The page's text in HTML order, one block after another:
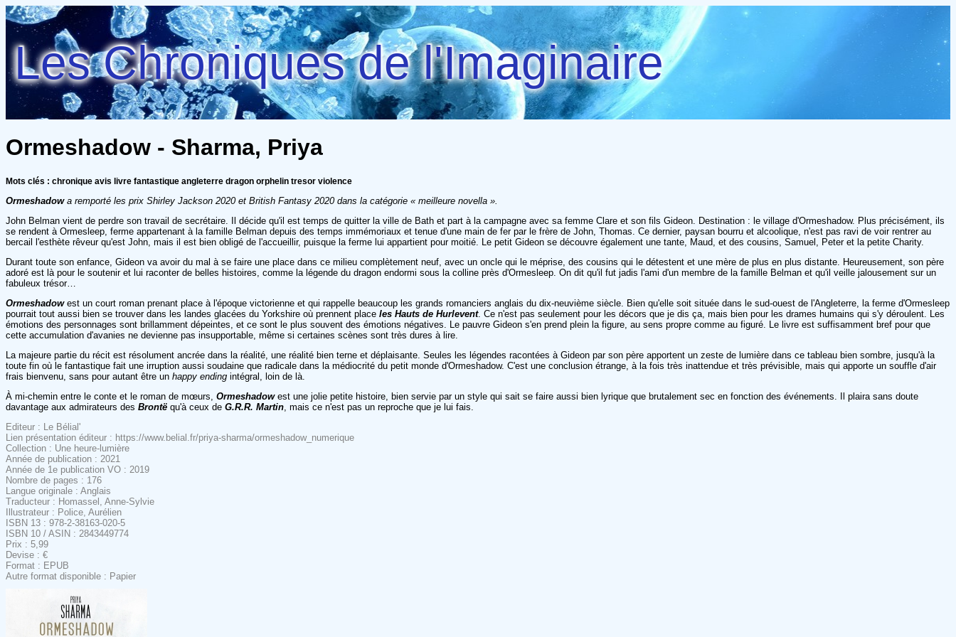
Les Chroniques de l'Imaginaire
Ormeshadow - Sharma, Priya
Mots clés : chronique avis livre fantastique angleterre dragon orphelin tresor violence
Ormeshadowa remporté les prix Shirley Jackson 2020 et British Fantasy 2020 dans la catégorie « meilleure novella ».
John Belman vient de perdre son travail de secrétaire. Il décide qu'il est temps de quitter la ville de Bath et part à la campagne avec sa femme Clare et son fils Gideon. Destination : le village d'Ormeshadow. Plus précisément, ils
se rendent à Ormesleep, ferme appartenant à la famille Belman depuis des temps immémoriaux et tenue d'une main de fer par le frère de John, Thomas. Ce dernier, paysan bourru et alcoolique, n'est pas ravi de voir rentrer au
bercail l'esthète rêveur qu'est John, mais il est bien obligé de l'accueillir, puisque la ferme lui appartient pour moitié. Le petit Gideon se découvre également une tante, Maud, et des cousins, Samuel, Peter et la petite Charity.
Durant toute son enfance, Gideon va avoir du mal à se faire une place dans ce milieu complètement neuf, avec un oncle qui le méprise, des cousins qui le détestent et une mère de plus en plus distante. Heureusement, son père
adoré est là pour le soutenir et lui raconter de belles histoires, comme la légende du dragon endormi sous la colline près d'Ormesleep. On dit qu'il fut jadis l'ami d'un membre de la famille Belman et qu'il veille jalousement sur un
fabuleux trésor…
Ormeshadowest un court roman prenant place à l'époque victorienne et qui rappelle beaucoup les grands romanciers anglais du dix-neuvième siècle. Bien qu'elle soit située dans le sud-ouest de l'Angleterre, la ferme d'Ormesleep
pourrait tout aussi bien se trouver dans les landes glacées du Yorkshire où prennent place les Hauts de Hurlevent. Ce n'est pas seulement pour les décors que je dis ça, mais bien pour les drames humains qui s'y déroulent. Les
émotions des personnages sont brillamment dépeintes, et ce sont le plus souvent des émotions négatives. Le pauvre Gideon s'en prend plein la figure, au sens propre comme au figuré. Le livre est suffisamment bref pour que
cette accumulation d'avanies ne devienne pas insupportable, même si certaines scènes sont très dures à lire.
La majeure partie du récit est résolument ancrée dans la réalité, une réalité bien terne et déplaisante. Seules les légendes racontées à Gideon par son père apportent un zeste de lumière dans ce tableau bien sombre, jusqu'à la
toute fin où le fantastique fait une irruption aussi soudaine que radicale dans la médiocrité du petit monde d'Ormeshadow. C'est une conclusion étrange, à la fois très inattendue et très prévisible, mais qui apporte un souffle d'air
frais bienvenu, sans pour autant être un happy ending intégral, loin de là.
À mi-chemin entre le conte et le roman de mœurs, Ormeshadowest une jolie petite histoire, bien servie par un style qui sait se faire aussi bien lyrique que brutalement sec en fonction des événements. Il plaira sans doute
davantage aux admirateurs des Brontë qu'à ceux de G.R.R. Martin , mais ce n'est pas un reproche que je lui fais.
Editeur : Le Bélial'
Lien présentation éditeur : https://www.belial.fr/priya-sharma/ormeshadow_numerique
Collection : Une heure-lumière
Année de publication : 2021
Année de 1e publication VO : 2019
Nombre de pages : 176
Langue originale : Anglais
Traducteur : Homassel, Anne-Sylvie
Illustrateur : Police, Aurélien
ISBN 13 : 978-2-38163-020-5
ISBN 10 / ASIN : 2843449774
Prix : 5,99
Devise : €
Format : EPUB
Autre format disponible : Papier